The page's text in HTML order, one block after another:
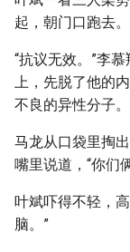
起，朝门口跑去。
“抗议无效。”李
上，先脱了他的
不良的异性分子
马龙从口袋里掏
嘴里说道，“你们
叶斌吓得不轻，
脑。”